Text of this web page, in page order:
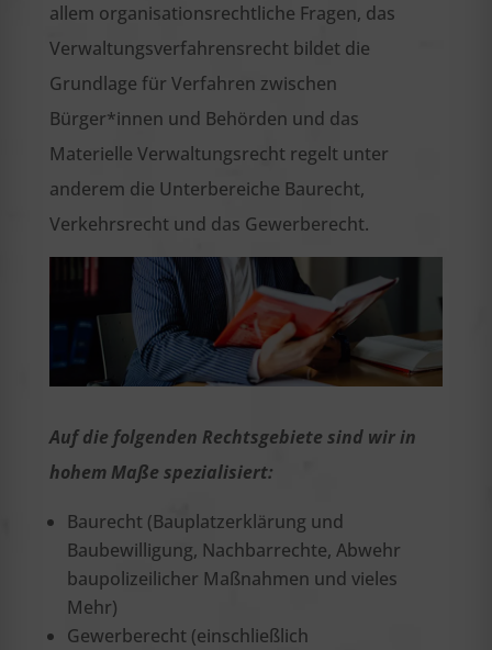
allem organisationsrechtliche Fragen, das
Verwaltungsverfahrensrecht bildet die
Grundlage für Verfahren zwischen
Bürger*innen und Behörden und das
Materielle Verwaltungsrecht regelt unter
anderem die Unterbereiche Baurecht,
Verkehrsrecht und das Gewerberecht.
Auf die folgenden Rechtsgebiete sind wir in
hohem Maße spezialisiert:
Baurecht (Bauplatzerklärung und
Baubewilligung, Nachbarrechte, Abwehr
baupolizeilicher Maßnahmen und vieles
Mehr)
Gewerberecht (einschließlich